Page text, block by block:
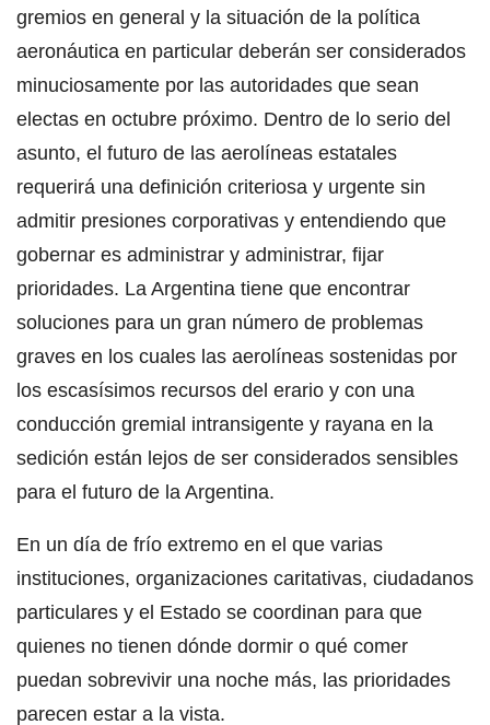
gremios en general y la situación de la política
aeronáutica en particular deberán ser considerados
minuciosamente por las autoridades que sean
electas en octubre próximo. Dentro de lo serio del
asunto, el futuro de las aerolíneas estatales
requerirá una definición criteriosa y urgente sin
admitir presiones corporativas y entendiendo que
gobernar es administrar y administrar, fijar
prioridades. La Argentina tiene que encontrar
soluciones para un gran número de problemas
graves en los cuales las aerolíneas sostenidas por
los escasísimos recursos del erario y con una
conducción gremial intransigente y rayana en la
sedición están lejos de ser considerados sensibles
para el futuro de la Argentina.
En un día de frío extremo en el que varias
instituciones, organizaciones caritativas, ciudadanos
particulares y el Estado se coordinan para que
quienes no tienen dónde dormir o qué comer
puedan sobrevivir una noche más, las prioridades
parecen estar a la vista.